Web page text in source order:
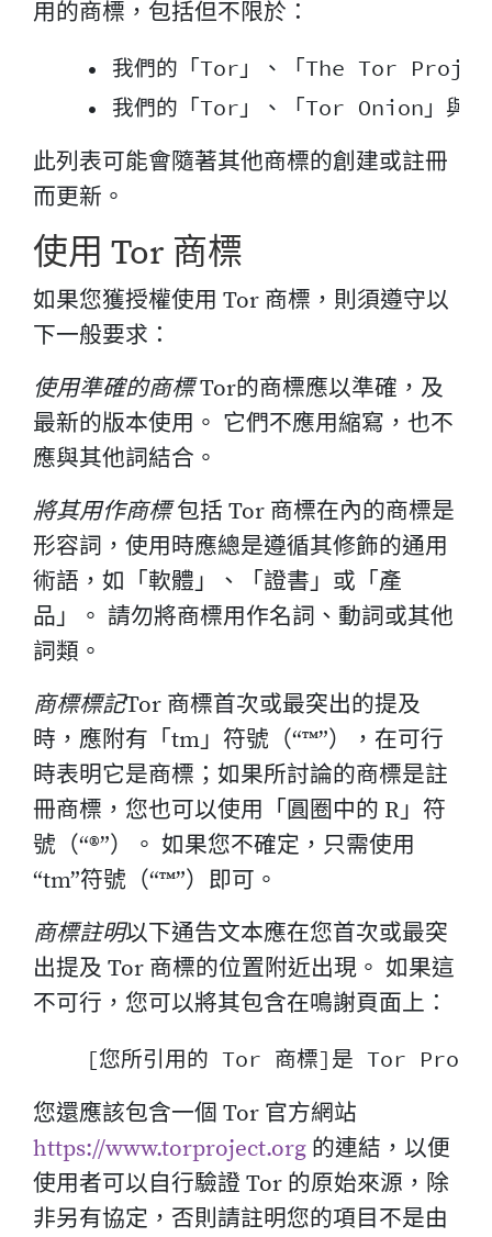
用的商標，包括但不限於：
• 我們的「Tor」、「The Tor
此列表可能會隨著其他商標的創建或註冊
而更新。
使用 Tor 商標
如果您獲授權使用 Tor 商標，則須遵守以
下一般要求：
使用準確的商標Tor的商標應以準確，及
最新的版本使用。 它們不應用縮寫，也不
應與其他詞結合。
將其用作商標包括 Tor 商標在內的商標是
形容詞，使用時應總是遵循其修飾的通用
術語，如「軟體」、「證書」或「產
品」。 請勿將商標用作名詞、動詞或其他
詞類。
商標標記Tor 商標首次或最突出的提及
時，應附有「tm」符號（“™”），在可行
時表明它是商標；如果所討論的商標是註
冊商標，您也可以使用「圓圈中的 R」符
號（“®”）。 如果您不確定，只需使用
“tm”符號（“™”）即可。
商標註明以下通告文本應在您首次或最突
出提及 Tor 商標的位置附近出現。 如果這
不可行，您可以將其包含在鳴謝頁面上：
您還應該包含一個 Tor 官方網站
https://www.torproject.org 的連結，以便
使用者可以自行驗證 Tor 的原始來源，除
非另有協定，否則請註明您的項目不是由